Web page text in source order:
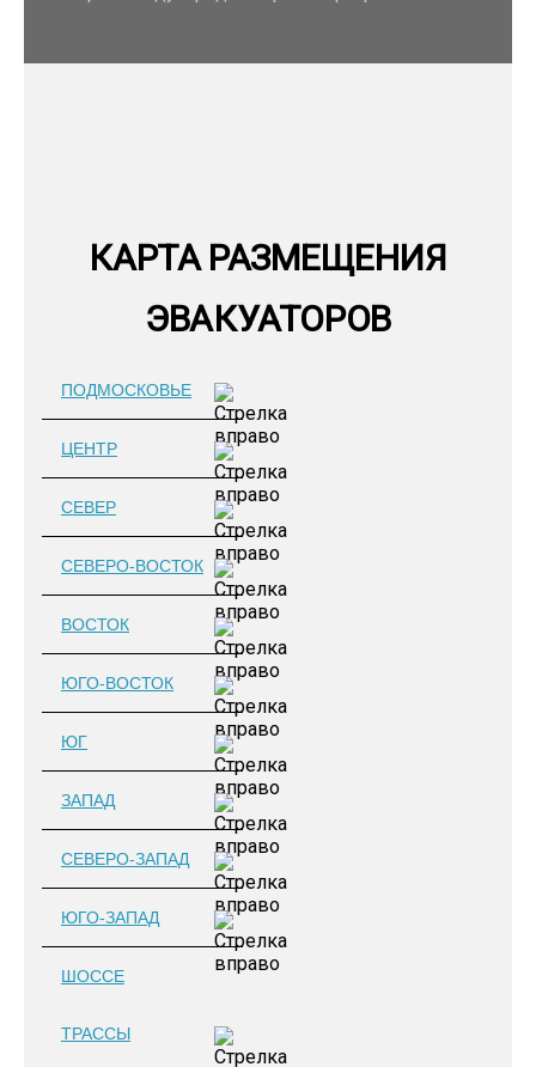
КАРТА РАЗМЕЩЕНИЯ
ЭВАКУАТОРОВ
ПОДМОСКОВЬЕ
ЦЕНТР
СЕВЕР
СЕВЕРО-ВОСТОК
ВОСТОК
ЮГО-ВОСТОК
ЮГ
ЗАПАД
СЕВЕРО-ЗАПАД
ЮГО-ЗАПАД
ШОССЕ
ТРАССЫ